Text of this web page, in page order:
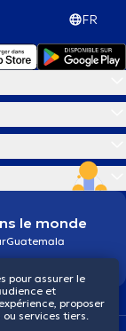
FR
le monde
Guatemala
pour assurer le
et
proposer
services tiers.